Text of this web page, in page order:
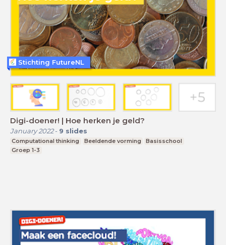
Digi-doener! | Hoe herken je geld?
January 2022- 9 slides
Computational thinking Beeldende vorming
Basisschool
Groep 1-3
Stichting FutureNL